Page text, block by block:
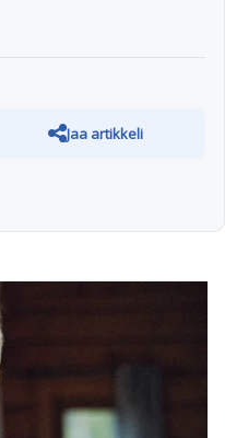
Jaa artikkeli